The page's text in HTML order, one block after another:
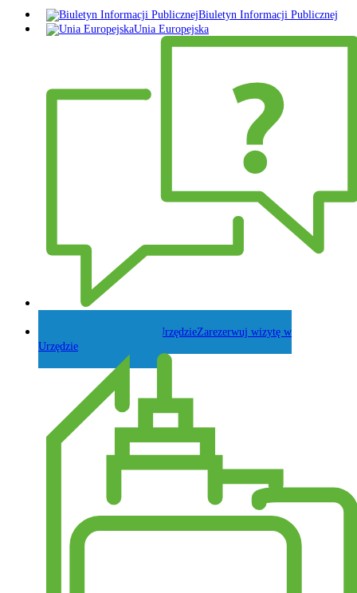
Biuletyn Informacji Publicznej
Unia Europejska
Zarezerwuj wizytę w
Urzędzie